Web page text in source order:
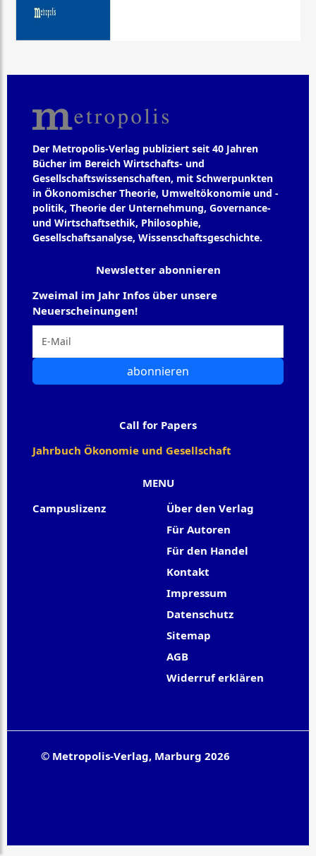
Der Metropolis-Verlag publiziert seit 40 Jahren
Bücher im Bereich Wirtschafts- und
Gesellschaftswissenschaften, mit Schwerpunkten
in Ökonomischer Theorie, Umweltökonomie und -
politik, Theorie der Unternehmung, Governance-
und Wirtschaftsethik, Philosophie,
Gesellschaftsanalyse, Wissenschaftsgeschichte.
MENU
Campuslizenz
Über den Verlag
Für Autoren
Für den Handel
Kontakt
Impressum
Datenschutz
Sitemap
AGB
Widerruf erklären
Newsletter abonnieren
Zweimal im Jahr Infos über unsere
Neuerscheinungen!
abonnieren
Call for Papers
Jahrbuch Ökonomie und Gesellschaft
© Metropolis-Verlag, Marburg 2026